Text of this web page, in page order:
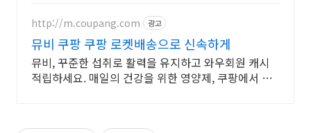
http://m.coupang.com 광고
뮤비 쿠팡 쿠팡 로켓배송으로 신속하게
뮤비, 꾸준한 섭취로 활력을 유지하고 와우회원 캐시
적립하세요. 매일의 건강을 위한 영양제, 쿠팡에서 합